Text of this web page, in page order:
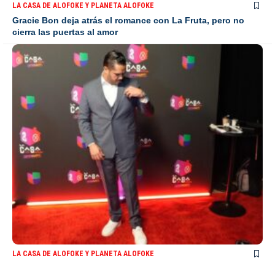
LA CASA DE ALOFOKE Y PLANETA ALOFOKE
Gracie Bon deja atrás el romance con La Fruta, pero no
cierra las puertas al amor
LA CASA DE ALOFOKE Y PLANETA ALOFOKE